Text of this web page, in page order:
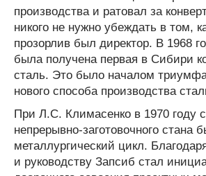
производства и ратовал за
никого не нужно убеждать в том,
прозорлив был директор. В 1968
была получена первая в Сибири
сталь. Это было началом
нового способа производства
При Л.С. Климасенко в 1970 году
непрерывно-заготовочного стана
металлургический цикл.
и руководству Запсиб стал